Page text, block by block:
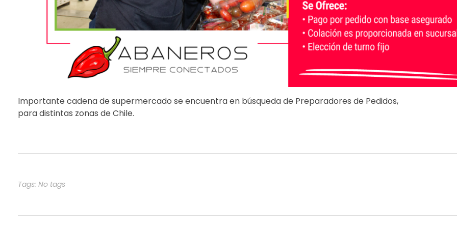
Importante cadena de supermercado se encuentra en búsqueda de Preparadores de Pedidos,
para distintas zonas de Chile.
Tags: No tags